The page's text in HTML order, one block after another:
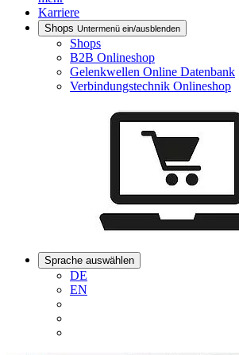
Karriere
Shops Untermenü ein/ausblenden
Shops
B2B Onlineshop
Gelenkwellen Online Datenbank
Verbindungstechnik Onlineshop
Sprache auswählen
DE
EN